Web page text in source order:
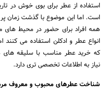
استفاده از عطر برای بوی خوش در
است. اما این موضوع با گذشت زمان
همه افراد برای حضور در محیط های
انواع عطر و ادکلن استفاده می
که خرید عطر مناسب با سلیقه
نیاز به اطلاعات تخصصی تری دارد.
شناخت عطرهای محبوب و معروف